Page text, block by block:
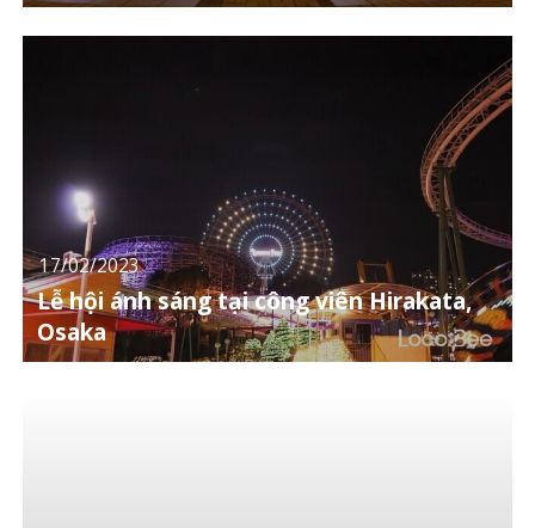
17/02/2023
Lễ hội ánh sáng tại công viên Hirakata,
Osaka